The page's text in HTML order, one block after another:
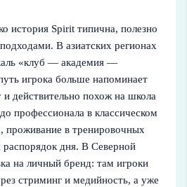
история Spirit типична, полезно
В азиатских регионах
«клуб — академия —
игрока больше напоминает
действительно похож на школа
профессионала в классическом
проживание в тренировочных
дня. В Северной
на личный бренд: там игроки
стриминг и медийность, а уже